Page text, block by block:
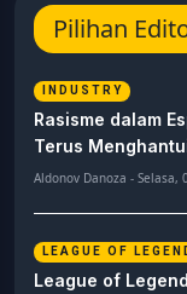
Pilihan
INDUSTRY
Rasisme dalam
Terus
Aldonov Danoza - Selasa,
LEAGUE OF
League of